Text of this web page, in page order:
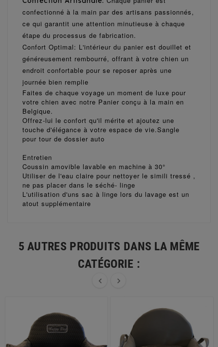
confectionné à la main par des artisans passionnés,
ce qui garantit une attention minutieuse à chaque
étape du processus de fabrication.
Confort Optimal: L'intérieur du panier est douillet et
généreusement rembourré, offrant à votre chien un
endroit confortable pour se reposer après une
journée bien remplie
Faites de chaque voyage un moment de luxe pour
votre chien avec notre Panier conçu à la main en
Belgique.
Offrez-lui le confort qu'il mérite et ajoutez une
touche d'élégance à votre espace de vie.Sangle
pour tour de dossier auto
Entretien
Coussin amovible lavable en machine à 30°
Utiliser de l'eau claire pour nettoyer le simili tressé ,
ne pas placer dans le séché- linge
L'utilisation d'uns sac à linge lors du lavage est un
atout supplémentaire
5 AUTRES PRODUITS DANS LA MÊME
CATÉGORIE :
 